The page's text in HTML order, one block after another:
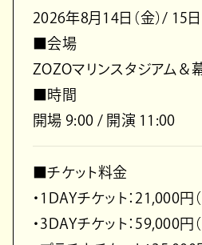
2026年8月14日（金）/ 15日
■会場
ZOZOマリンスタジアム＆
■時間
開場 9:00 / 開演 11:00
■チケット料金
・1DAYチケット：21,000円
・3DAYチケット：59,000円